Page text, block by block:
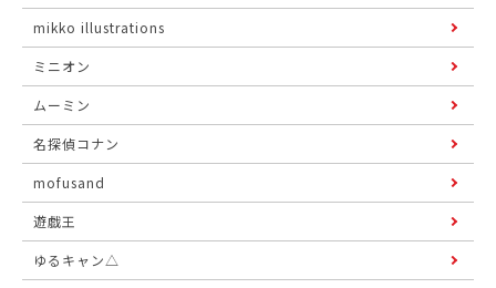
mikko illustrations
ミニオン
ムーミン
名探偵コナン
mofusand
遊戯王
ゆるキャン△